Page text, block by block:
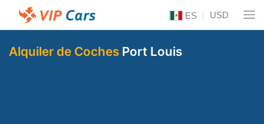
ES USD
Alquiler de Coches Port Louis